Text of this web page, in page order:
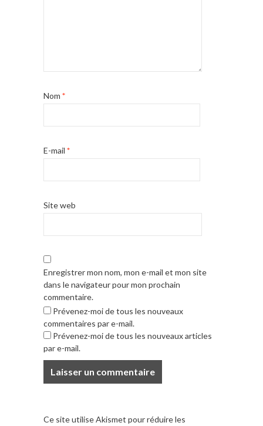
Nom *
E-mail *
Site web
Enregistrer mon nom, mon e-mail et mon site
dans le navigateur pour mon prochain
commentaire.
Prévenez-moi de tous les nouveaux
commentaires par e-mail.
Prévenez-moi de tous les nouveaux articles
par e-mail.
Ce site utilise Akismet pour réduire les